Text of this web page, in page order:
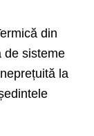
din
de sisteme
la